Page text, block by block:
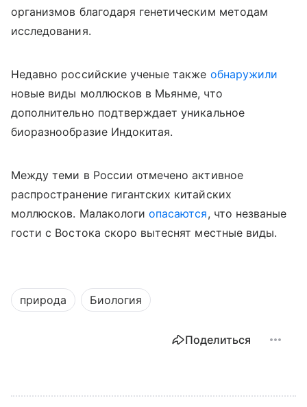
организмов благодаря генетическим методам
исследования.
Недавно российские ученые также обнаружили
новые виды моллюсков в Мьянме, что
дополнительно подтверждает уникальное
биоразнообразие Индокитая.
Между теми в России отмечено активное
распространение гигантских китайских
моллюсков. Малакологиопасаются, что незваные
гости с Востока скоро вытеснят местные виды.
природа Биология
Поделиться